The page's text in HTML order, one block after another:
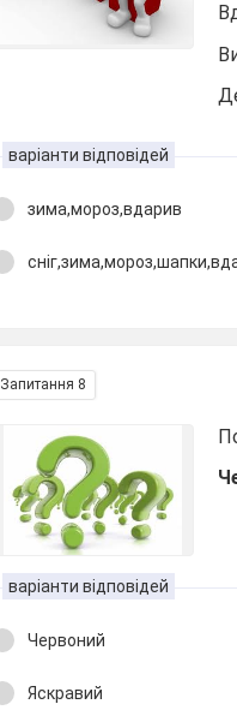
варіанти відповідей
зима,мороз,вдарив
Запитання 8
варіанти відповідей
Червоний
Яскравий